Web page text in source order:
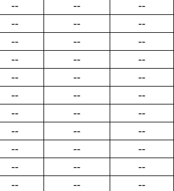
-- --
--
-- --
--
-- --
--
-- --
--
-- --
--
-- --
--
-- --
--
-- --
--
-- --
--
-- --
--
-- --
--